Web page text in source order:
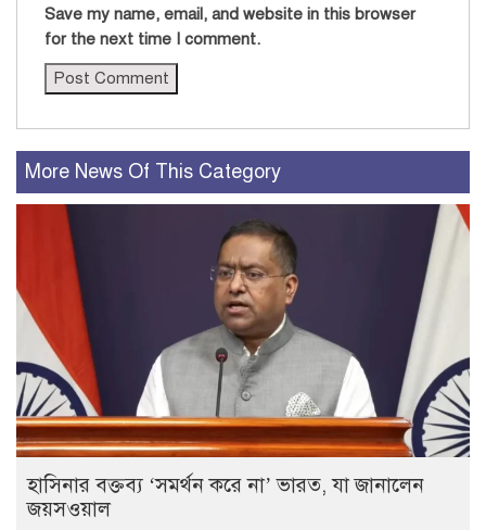
Save my name, email, and website in this browser
for the next time I comment.
More News Of This Category
হাসিনার বক্তব্য ‘সমর্থন করে না’ ভারত, যা জানালেন
জয়সওয়াল